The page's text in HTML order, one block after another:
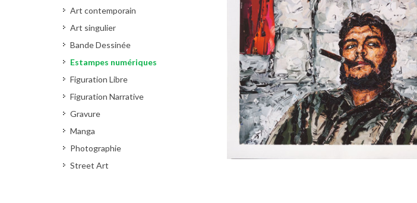
Art contemporain
Art singulier
Bande Dessinée
Estampes numériques
Figuration Libre
Figuration Narrative
Gravure
Manga
Photographie
Street Art